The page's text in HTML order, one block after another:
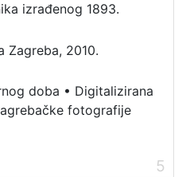
izrađenog 1893.
Zagreba, 2010.
doba • Digitalizirana
fotografije
5